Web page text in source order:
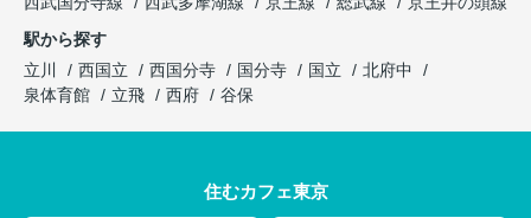
駅から探す
立川
西国立 西国分寺 国分寺 国立
北府中
泉体育館
立飛 西府 谷保
住むカフェ東京